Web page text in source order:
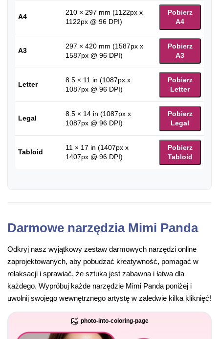
A4
210 × 297 mm (1122px x
1122px @ 96 DPI)
Pobierz
A4
A3
297 × 420 mm (1587px x
1587px @ 96 DPI)
Pobierz
A3
Letter
8.5 × 11 in (1087px x
1087px @ 96 DPI)
Pobierz
Letter
Legal
8.5 × 14 in (1087px x
1087px @ 96 DPI)
Pobierz
Legal
Tabloid
11 × 17 in (1407px x
1407px @ 96 DPI)
Pobierz
Tabloid
Darmowe narzędzia Mimi Panda
Odkryj nasz wyjątkowy zestaw darmowych narzędzi online
zaprojektowanych, aby pobudzać kreatywność, pomagać w
relaksacji i sprawiać, że sztuka jest zabawna i łatwa dla
każdego. Wypróbuj każde narzędzie Mimi Panda poniżej i
uwolnij swojego wewnętrznego artystę w zaledwie kilka kliknięć!
photo-into-coloring-page